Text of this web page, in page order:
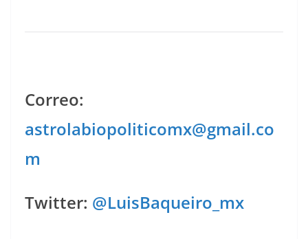
Correo:
astrolabiopoliticomx@gmail.co
m
Twitter: @LuisBaqueiro_mx